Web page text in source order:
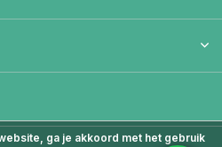
ga je akkoord met het gebruik